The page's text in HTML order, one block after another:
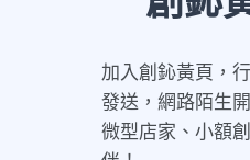
加入創鈊黃頁，
發送，網路陌生
微型店家、小額